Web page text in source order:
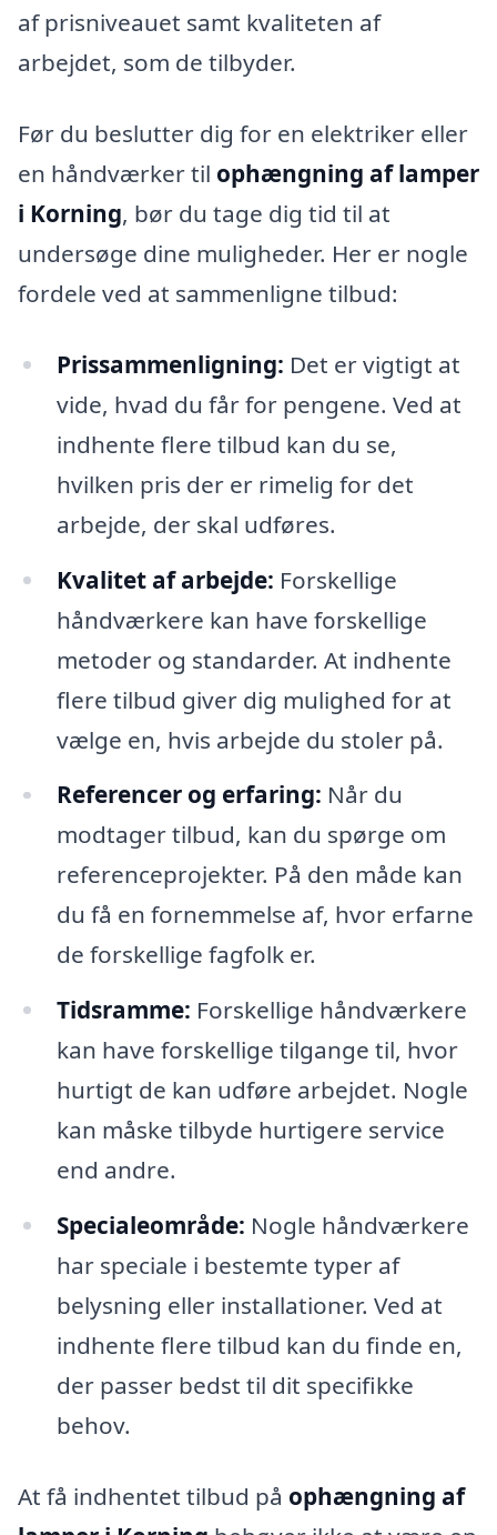
af prisniveauet samt kvaliteten af
arbejdet, som de tilbyder.
Før du beslutter dig for en elektriker eller
en håndværker til ophængning af lamper
i Korning, bør du tage dig tid til at
undersøge dine muligheder. Her er nogle
fordele ved at sammenligne tilbud:
Prissammenligning: Det er vigtigt at
vide, hvad du får for pengene. Ved at
indhente flere tilbud kan du se,
hvilken pris der er rimelig for det
arbejde, der skal udføres.
Kvalitet af arbejde: Forskellige
håndværkere kan have forskellige
metoder og standarder. At indhente
flere tilbud giver dig mulighed for at
vælge en, hvis arbejde du stoler på.
Referencer og erfaring: Når du
modtager tilbud, kan du spørge om
referenceprojekter. På den måde kan
du få en fornemmelse af, hvor erfarne
de forskellige fagfolk er.
Tidsramme: Forskellige håndværkere
kan have forskellige tilgange til, hvor
hurtigt de kan udføre arbejdet. Nogle
kan måske tilbyde hurtigere service
end andre.
Specialeområde: Nogle håndværkere
har speciale i bestemte typer af
belysning eller installationer. Ved at
indhente flere tilbud kan du finde en,
der passer bedst til dit specifikke
behov.
At få indhentet tilbud på ophængning af